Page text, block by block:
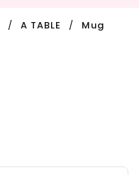
A TABLE Mug